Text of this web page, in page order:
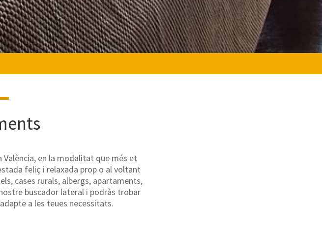
en la modalitat que més et
feliç i relaxada prop o al voltant
cases rurals, albergs, apartaments,
buscador lateral i podràs trobar
a les teues necessitats.